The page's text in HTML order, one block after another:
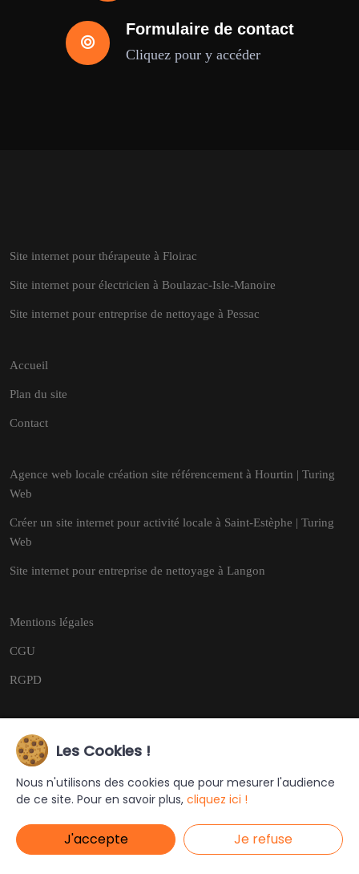
Formulaire de contact
Cliquez pour y accéder
Site internet pour thérapeute à Floirac
Site internet pour électricien à Boulazac-Isle-Manoire
Site internet pour entreprise de nettoyage à Pessac
Accueil
Plan du site
Contact
Agence web locale création site référencement à Hourtin | Turing
Web
Créer un site internet pour activité locale à Saint-Estèphe | Turing
Web
Site internet pour entreprise de nettoyage à Langon
Mentions légales
CGU
RGPD
Copyright © 2026
Ce site a été créé et est géré par Turing Web
Les Cookies !
Nous n'utilisons des cookies que pour mesurer l'audience
de ce site. Pour en savoir plus, cliquez ici !
J'accepte Je refuse